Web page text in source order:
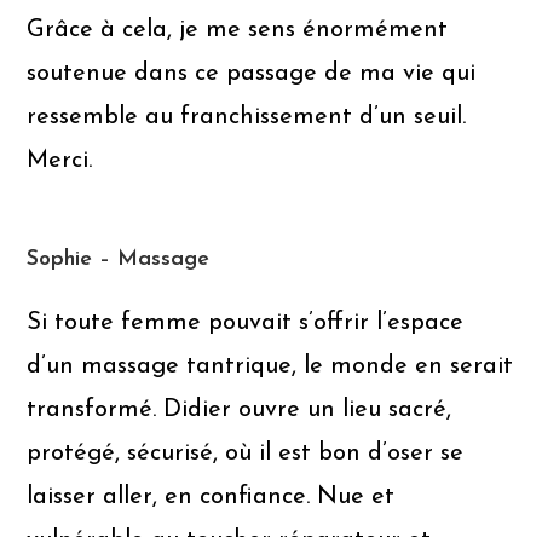
Grâce à cela, je me sens énormément
soutenue dans ce passage de ma vie qui
ressemble au franchissement d’un seuil.
Merci.
Sophie – Massage
Si toute femme pouvait s’offrir l’espace
d’un massage tantrique, le monde en serait
transformé. Didier ouvre un lieu sacré,
protégé, sécurisé, où il est bon d’oser se
laisser aller, en confiance. Nue et